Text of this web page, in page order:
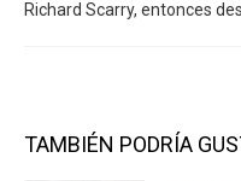
Richard Scarry, entonces
TAMBIÉN PODRÍA